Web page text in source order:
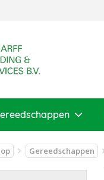
Gereedschappen